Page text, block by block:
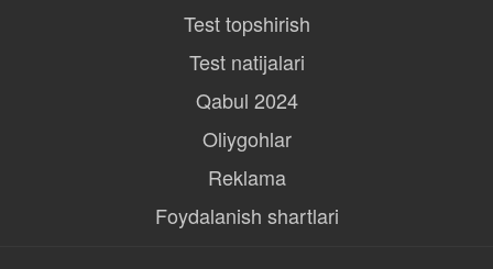
Test topshirish
Test natijalari
Qabul 2024
Oliygohlar
Reklama
Foydalanish shartlari